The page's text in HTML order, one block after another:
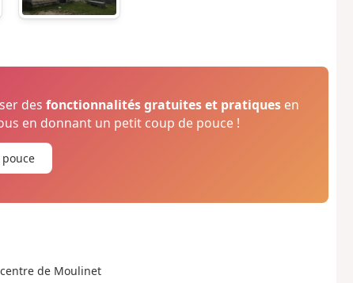
desfonctionnalités gratuites et pratiques en
en donnant un petit coup de pouce !
de Moulinet